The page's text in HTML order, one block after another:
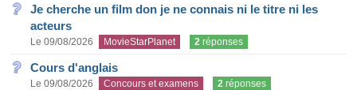
Je cherche un film don je ne connais ni le titre ni les
acteurs
Le 09/08/2026 MovieStarPlanet 2 réponses
Cours d'anglais
Le 09/08/2026 Concours et examens 2 réponses